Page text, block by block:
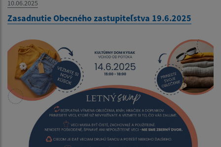
10.06.2025
Zasadnutie Obecného zastupiteľstva 19.6.2025